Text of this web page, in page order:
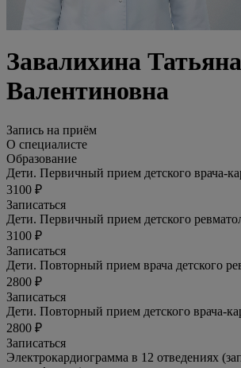
Завалихина Татьяна
Валентиновна
Запись на приём
О специалисте
Образование
Дети. Первичный прием детского врача-
3100 ₽
Записаться
Дети. Первичный прием детского
3100 ₽
Записаться
Дети. Повторный прием врача детского
2800 ₽
Записаться
Дети. Повторный прием детского врача-
2800 ₽
Записаться
Электрокардиограмма в 12 отведениях